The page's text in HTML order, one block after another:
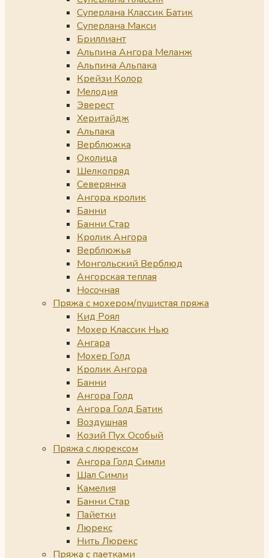
Суперлана Классик Батик
Суперлана Макси
Бриллиант
Альпина Ангора Меланж
Альпина Альпака
Крейзи Колор
Мелодия
Эверест
Херитайдж
Альпака
Верблюжка
Околица
Шелкопряд
Северянка
Ангора кролик
Банни
Банни Стар
Кролик Ангора
Верблюжья
Монгольский Верблюд
Ангорская теплая
Носочная
Пряжа с мохером/пушистая пряжа
Кид Роял
Мохер Классик Нью
Ангара
Мохер Голд
Кролик Ангора
Банни
Ангора Голд
Ангора Голд Батик
Воздушная
Козий Пух Особый
Пряжа с люрексом
Ангора Голд Симли
Шал Симли
Камелия
Банни Стар
Пайетки
Люрекс
Нить Люрекс
Пряжа с паетками